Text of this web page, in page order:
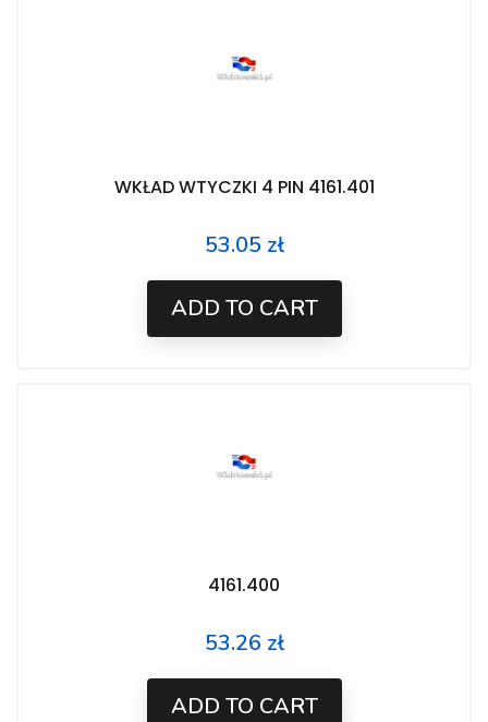
WKŁAD WTYCZKI 4 PIN 4161.401
Price
53.05 zł
ADD TO CART
4161.400
Price
53.26 zł
ADD TO CART